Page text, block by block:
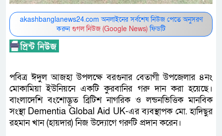
akashbanglanews24.com অনলাইনের সর্বশেষ নিউজ পেতে অনুসরণ
করুনগুগল নিউজ (Google News)ফিডটি
পবিত্র ঈদুল আজহা উপলক্ষে বরগুনার বেতাগী উপজেলার ৪নং
মোকামিয়া ইউনিয়নে একটি কুরবানির গরু দান করা হয়েছে।
বাংলাদেশি বংশোদ্ভূত ব্রিটিশ নাগরিক ও লন্ডনভিত্তিক মানবিক
সংস্থা Dementia Global Aid UK-এর ব্যবস্থাপক মো. হাদিছুর
রহমান খান (হায়দার) নিজ উদ্যোগে গরুটি প্রদান করেন।